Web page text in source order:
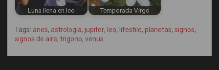
Luna llena en leo Temporada Virgo
Tags: aries, astrología, jupiter, leo, lifestile, planetas, signos,
signos de aire, trigono, venus